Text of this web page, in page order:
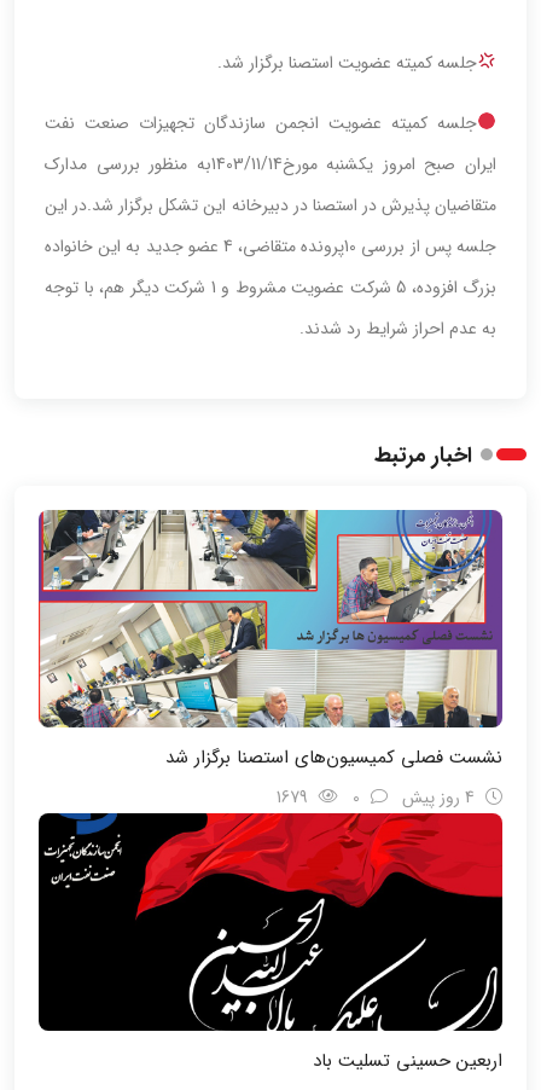
جلسه کمیته عضویت استصنا برگزار شد.
جلسه کمیته عضویت انجمن سازندگان تجهیزات صنعت نفت
ایران صبح امروز یکشنبه مورخ1403/11/14به منظور بررسی مدارک
متقاضیان پذیرش در استصنا در دبیرخانه این تشکل برگزار شد.در این
جلسه پس از بررسی 10پرونده متقاضی، 4 عضو جدید به این خانواده
بزرگ افزوده، 5 شرکت عضویت مشروط و 1 شرکت دیگر هم، با توجه
به عدم احراز شرایط رد شدند.
اخبار مرتبط
نشست فصلی کمیسیون‌های استصنا برگزار شد
اربعین حسینی تسلیت باد